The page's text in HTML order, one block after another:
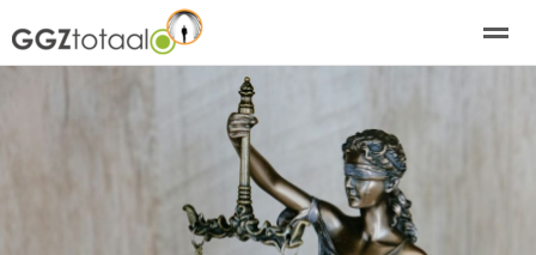
abonneren
Zoeken Pagina's